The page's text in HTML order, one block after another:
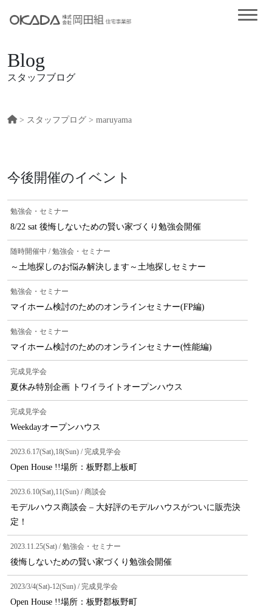
Blog
スタッフブログ
> スタッフプログ > maruyama
今後開催のイベント
勉強会・セミナー
8/22 sat 後悔しないための賢い家づくり勉強会開催
随時開催中 / 勉強会・セミナー
～土地探しのお悩み解決します～土地探しセミナー
勉強会・セミナー
マイホーム検討のためのオンラインセミナー(FP編)
勉強会・セミナー
マイホーム検討のためのオンラインセミナー(性能編)
完成見学会
夏休み特別企画 トワイライトオープンハウス
完成見学会
Weekdayオープンハウス
2023.6.17(Sat),18(Sun) / 完成見学会
Open House !!場所：板野郡上板町
2023.6.10(Sat),11(Sun) / 商談会
モデルハウス商談会 – 大好評のモデルハウスがついに販売決
定！
2023.11.25(Sat) / 勉強会・セミナー
後悔しないための賢い家づくり勉強会開催
2023/3/4(Sat)-12(Sun) / 完成見学会
Open House !!場所：板野郡板野町